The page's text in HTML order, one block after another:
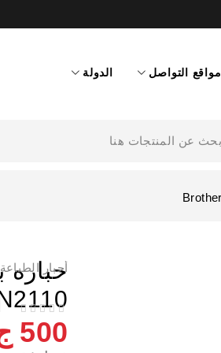
مواقع التواصل الدولة
أحبار الطباعة
500